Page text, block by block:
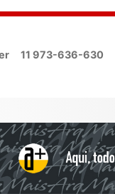
11 973-636-630